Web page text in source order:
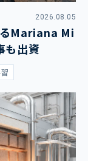
2026.08.05
Mariana Mi
出資